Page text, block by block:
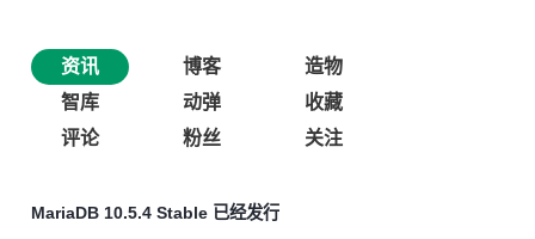
资讯 博客
造物
智库
动弹
收藏
评论
粉丝 关注
MariaDB 10.5.4 Stable 已经发行